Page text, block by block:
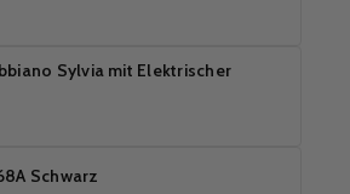
Sylvia mit Elektrischer
Schwarz